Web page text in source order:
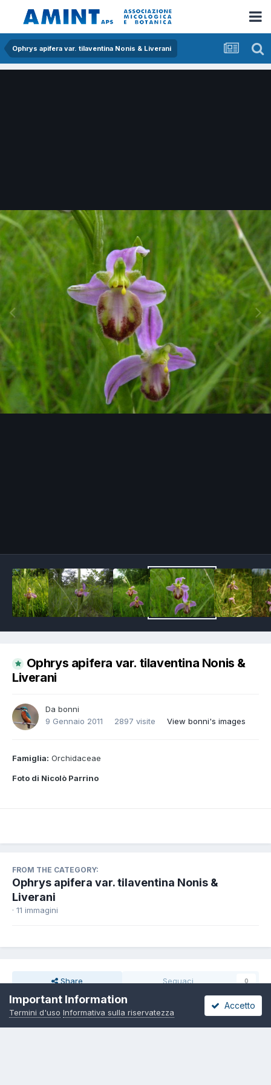
Ophrys apifera var. tilaventina Nonis & Liverani
Ophrys apifera var. tilaventina Nonis &
Liverani
Da bonni
9 Gennaio 2011
2897 visite View bonni's images
Famiglia: Orchidaceae
Foto di Nicolò Parrino
FROM THE CATEGORY:
Ophrys apifera var. tilaventina Nonis &
Liverani
· 11 immagini
Share Seguaci 0
Important Information
Termini d'uso Informativa sulla riservatezza
Accetto